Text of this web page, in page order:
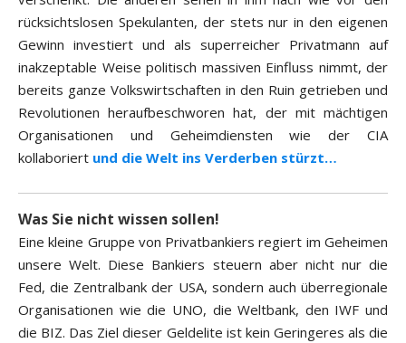
rücksichtslosen Spekulanten, der stets nur in den eigenen
Gewinn investiert und als superreicher Privatmann auf
inakzeptable Weise politisch massiven Einfluss nimmt, der
bereits ganze Volkswirtschaften in den Ruin getrieben und
Revolutionen heraufbeschworen hat, der mit mächtigen
Organisationen und Geheimdiensten wie der CIA
kollaboriert und die Welt ins Verderben stürzt…
Was Sie nicht wissen sollen!
Eine kleine Gruppe von Privatbankiers regiert im Geheimen
unsere Welt. Diese Bankiers steuern aber nicht nur die
Fed, die Zentralbank der USA, sondern auch überregionale
Organisationen wie die UNO, die Weltbank, den IWF und
die BIZ. Das Ziel dieser Geldelite ist kein Geringeres als die